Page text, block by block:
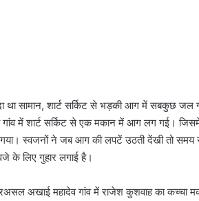
था सामान, शार्ट सर्किट से भड़की आग में सबकुछ जल
गांव में शार्ट सर्किट से एक मकान में आग लग गई।
स्वजनों ने जब आग की लपटें उठती देंखी तो
के लिए गुहार लगाई है।
अखाई महादेव गांव में राजेश कुशवाह का कच्चा